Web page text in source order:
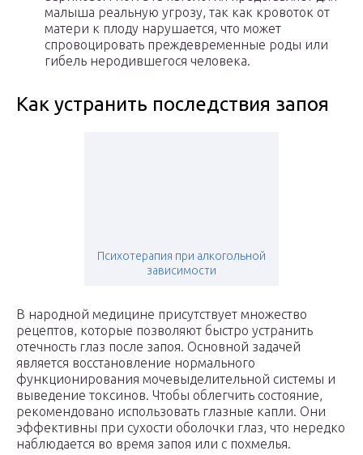
малыша реальную угрозу, так как кровоток от
матери к плоду нарушается, что может
спровоцировать преждевременные роды или
гибель неродившегося человека.
Как устранить последствия запоя
Психотерапия при алкогольной
зависимости
В народной медицине присутствует множество
рецептов, которые позволяют быстро устранить
отечность глаз после запоя. Основной задачей
является восстановление нормального
функционирования мочевыделительной системы и
выведение токсинов. Чтобы облегчить состояние,
рекомендовано использовать глазные капли. Они
эффективны при сухости оболочки глаз, что нередко
наблюдается во время запоя или с похмелья.